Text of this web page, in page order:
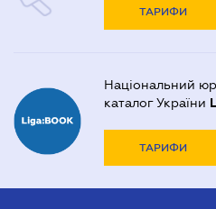
ТАРИФИ
Національний
каталог України
ТАРИФИ